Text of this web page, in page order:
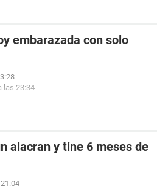
embarazada con solo
las 23:34
alacran y tine 6 meses de